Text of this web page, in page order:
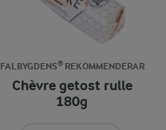
FALBYGDENS® REKOMMENDERAR
Chèvre getost rulle
180g